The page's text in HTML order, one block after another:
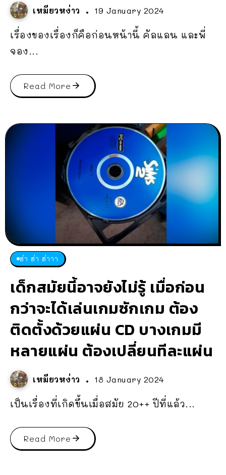
เหมียวหง่าว 19 January 2024
เรื่องของเรื่องก็คือก่อนหน้านี้ คัลแลน และพี่
จอง...
Read More
ฮ่า ฮ่า ฮ่าาา
เด็กสมัยนี้อาจยังไม่รู้ เมื่อก่อน
กว่าจะได้เล่นเกมซักเกม ต้อง
ติดตั้งด้วยแผ่น CD บางเกมมี
หลายแผ่น ต้องเปลี่ยนทีละแผ่น
เหมียวหง่าว 18 January 2024
เป็นเรื่องที่เกิดขึ้นเมื่อสมัย 20++ ปีที่แล้ว...
Read More